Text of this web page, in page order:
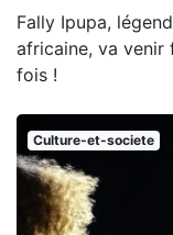
Fally Ipupa,
africaine, va venir
fois !
Culture-et-societe